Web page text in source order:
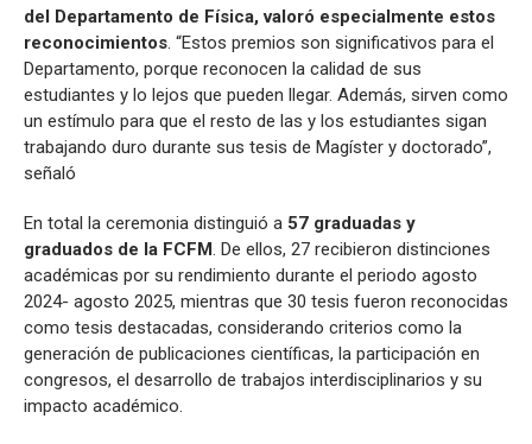
del Departamento de Física, valoró especialmente estos
reconocimientos. “Estos premios son significativos para el
Departamento, porque reconocen la calidad de sus
estudiantes y lo lejos que pueden llegar. Además, sirven como
un estímulo para que el resto de las y los estudiantes sigan
trabajando duro durante sus tesis de Magíster y doctorado”,
señaló
En total la ceremonia distinguió a 57 graduadas y
graduados de la FCFM. De ellos, 27 recibieron distinciones
académicas por su rendimiento durante el periodo agosto
2024- agosto 2025, mientras que 30 tesis fueron reconocidas
como tesis destacadas, considerando criterios como la
generación de publicaciones científicas, la participación en
congresos, el desarrollo de trabajos interdisciplinarios y su
impacto académico.